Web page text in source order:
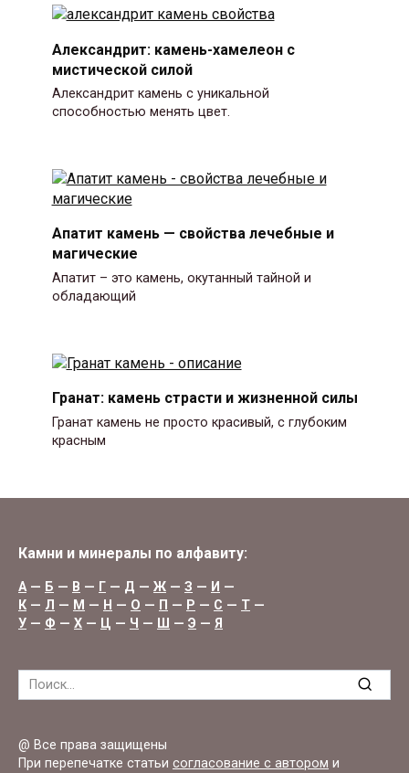
Александрит: камень-хамелеон с
мистической силой
Александрит камень с уникальной
способностью менять цвет.
Апатит камень — свойства лечебные и
магические
Апатит – это камень, окутанный тайной и
обладающий
Гранат: камень страсти и жизненной силы
Гранат камень не просто красивый, с глубоким
красным
Камни и минералы по алфавиту:
А— Б — В — Г — Д — Ж — З — И —
К — Л — М — Н — О — П — Р — С — Т —
У — Ф — Х — Ц — Ч — Ш — Э — Я
Search
for:
@ Все права защищены
При перепечатке статьи согласование с автором и